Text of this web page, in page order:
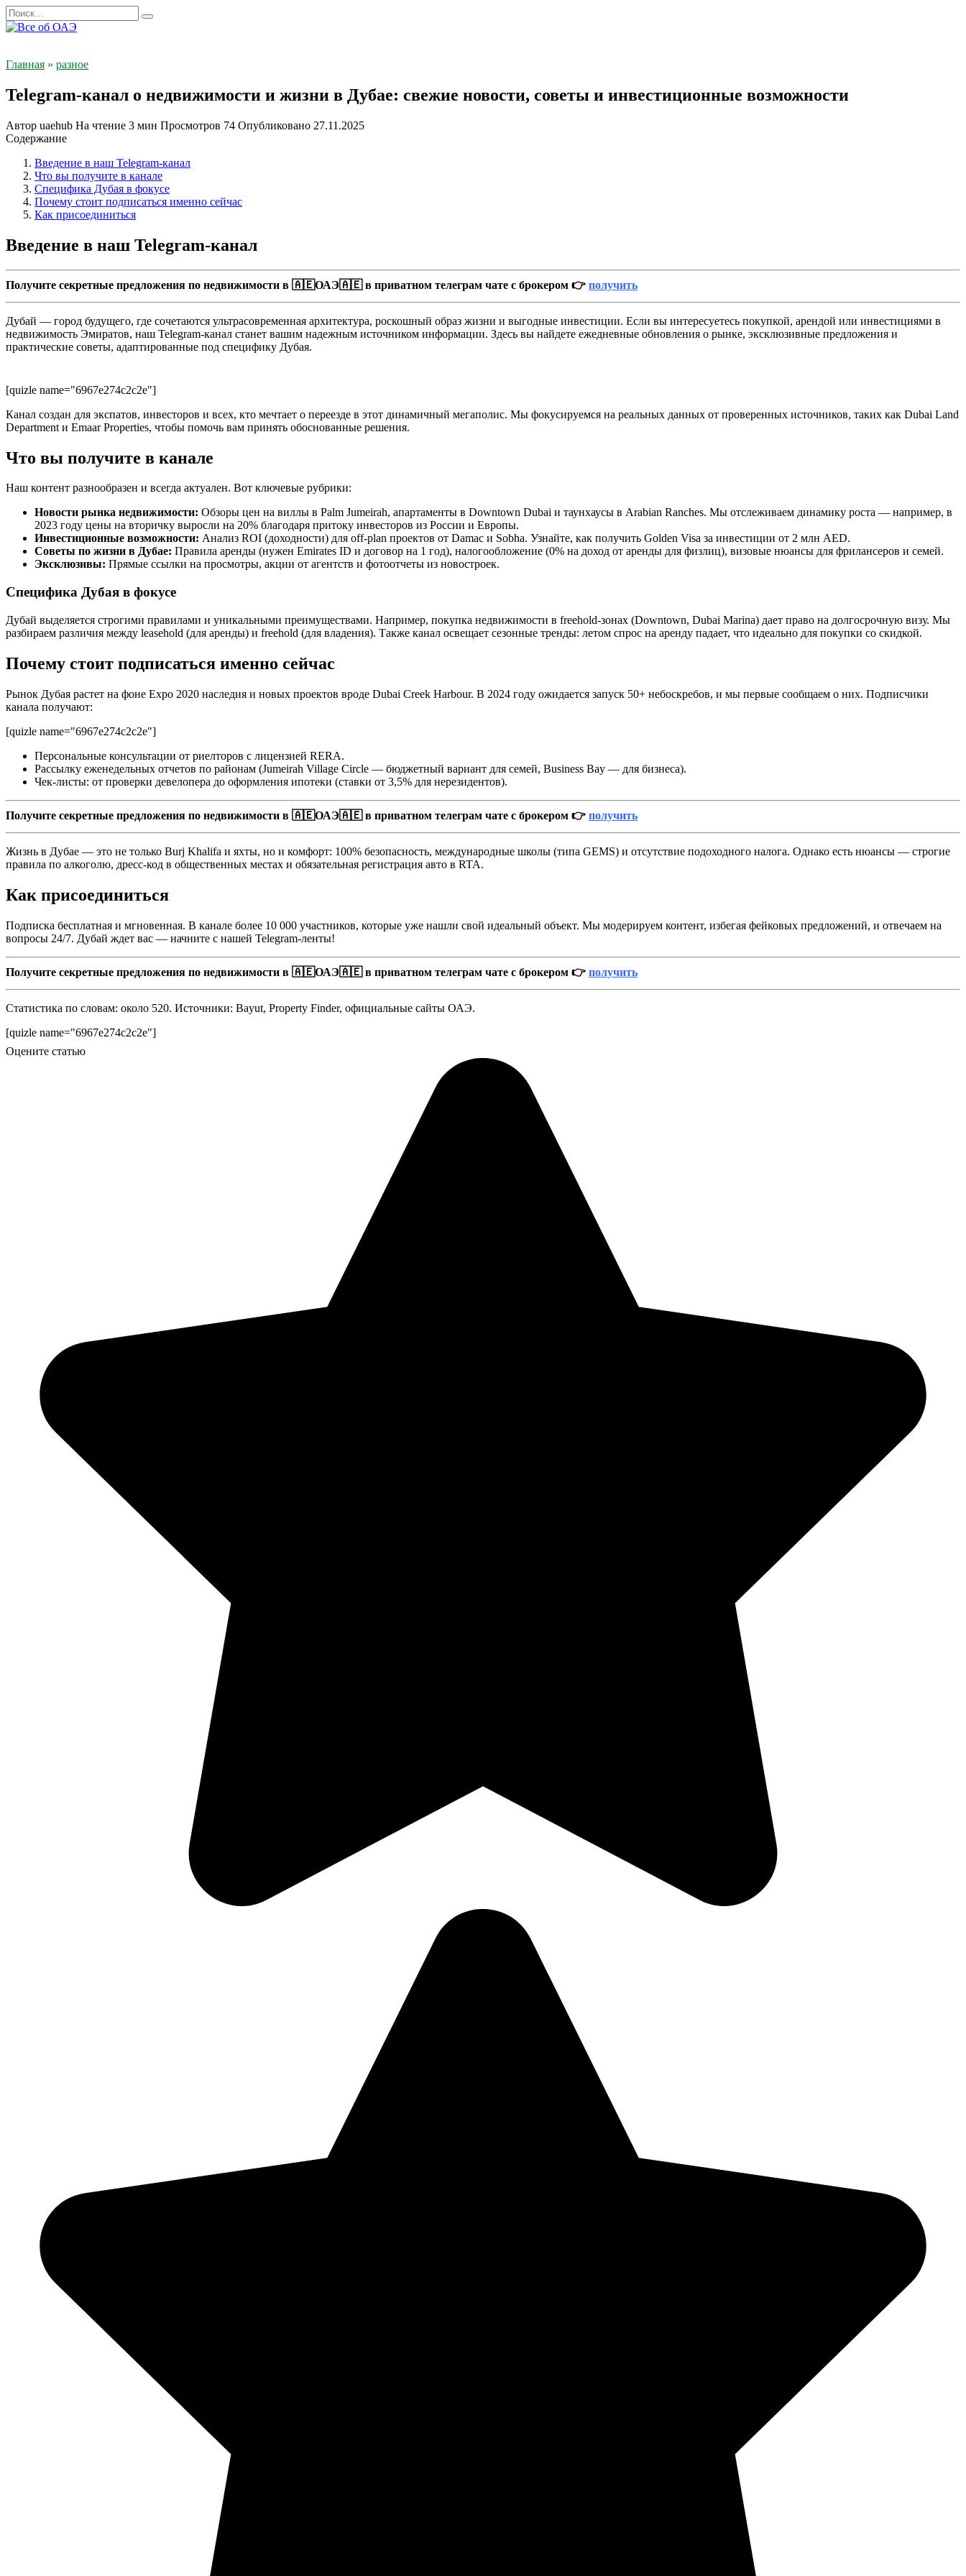
Перейти
к
Search
for:
Главная » разное
Telegram-канал о недвижимости и жизни в Дубае: свежие новости, советы и инвестиционные возможности
Автор uaehub На чтение 3 мин Просмотров 74 Опубликовано 27.11.2025
Содержание
Введение в наш Telegram-канал
Что вы получите в канале
Специфика Дубая в фокусе
Почему стоит подписаться именно сейчас
Как присоединиться
Введение в наш Telegram-канал
Получите секретные предложения по недвижимости в 🇦🇪ОАЭ🇦🇪 в приватном телеграм чате с брокером 👉 получить
Дубай — город будущего, где сочетаются ультрасовременная архитектура, роскошный образ жизни и выгодные инвестиции. Если вы интересуетесь покупкой, арендой или инвестициями в
недвижимость Эмиратов, наш Telegram-канал станет вашим надежным источником информации. Здесь вы найдете ежедневные обновления о рынке, эксклюзивные предложения и
практические советы, адаптированные под специфику Дубая.
[quizle name="6967e274c2c2e"]
Канал создан для экспатов, инвесторов и всех, кто мечтает о переезде в этот динамичный мегаполис. Мы фокусируемся на реальных данных от проверенных источников, таких как Dubai Land
Department и Emaar Properties, чтобы помочь вам принять обоснованные решения.
Что вы получите в канале
Наш контент разнообразен и всегда актуален. Вот ключевые рубрики:
Новости рынка недвижимости: Обзоры цен на виллы в Palm Jumeirah, апартаменты в Downtown Dubai и таунхаусы в Arabian Ranches. Мы отслеживаем динамику роста — например, в
2023 году цены на вторичку выросли на 20% благодаря притоку инвесторов из России и Европы.
Инвестиционные возможности: Анализ ROI (доходности) для off-plan проектов от Damac и Sobha. Узнайте, как получить Golden Visa за инвестиции от 2 млн AED.
Советы по жизни в Дубае: Правила аренды (нужен Emirates ID и договор на 1 год), налогообложение (0% на доход от аренды для физлиц), визовые нюансы для фрилансеров и семей.
Эксклюзивы: Прямые ссылки на просмотры, акции от агентств и фотоотчеты из новостроек.
Специфика Дубая в фокусе
Дубай выделяется строгими правилами и уникальными преимуществами. Например, покупка недвижимости в freehold-зонах (Downtown, Dubai Marina) дает право на долгосрочную визу. Мы
разбираем различия между leasehold (для аренды) и freehold (для владения). Также канал освещает сезонные тренды: летом спрос на аренду падает, что идеально для покупки со скидкой.
Почему стоит подписаться именно сейчас
Рынок Дубая растет на фоне Expo 2020 наследия и новых проектов вроде Dubai Creek Harbour. В 2024 году ожидается запуск 50+ небоскребов, и мы первые сообщаем о них. Подписчики
канала получают:
[quizle name="6967e274c2c2e"]
Персональные консультации от риелторов с лицензией RERA.
Рассылку еженедельных отчетов по районам (Jumeirah Village Circle — бюджетный вариант для семей, Business Bay — для бизнеса).
Чек-листы: от проверки девелопера до оформления ипотеки (ставки от 3,5% для нерезидентов).
Получите секретные предложения по недвижимости в 🇦🇪ОАЭ🇦🇪 в приватном телеграм чате с брокером 👉 получить
Жизнь в Дубае — это не только Burj Khalifa и яхты, но и комфорт: 100% безопасность, международные школы (типа GEMS) и отсутствие подоходного налога. Однако есть нюансы — строгие
правила по алкоголю, дресс-код в общественных местах и обязательная регистрация авто в RTA.
Как присоединиться
Подписка бесплатная и мгновенная. В канале более 10 000 участников, которые уже нашли свой идеальный объект. Мы модерируем контент, избегая фейковых предложений, и отвечаем на
вопросы 24/7. Дубай ждет вас — начните с нашей Telegram-ленты!
Получите секретные предложения по недвижимости в 🇦🇪ОАЭ🇦🇪 в приватном телеграм чате с брокером 👉 получить
Статистика по словам: около 520. Источники: Bayut, Property Finder, официальные сайты ОАЭ.
[quizle name="6967e274c2c2e"]
Оцените статью